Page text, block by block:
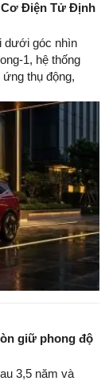
Cơ Điện Tử Định
dưới góc nhìn
1, hệ thống
thụ động,
giữ phong độ
3,5 năm và